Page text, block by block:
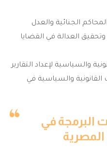
الجنائية والعدل
العدالة في القضايا
والسياسية لإعداد التقارير
القانونية والسياسية في
في